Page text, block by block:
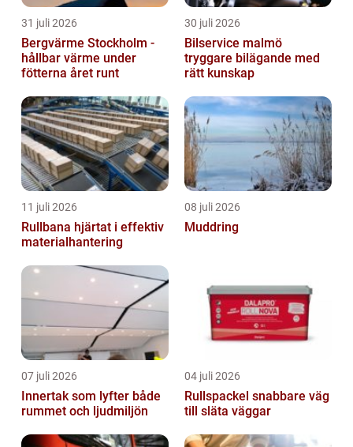
31 juli 2026
Bergvärme Stockholm -
hållbar värme under
fötterna året runt
30 juli 2026
Bilservice malmö
tryggare bilägande med
rätt kunskap
11 juli 2026
Rullbana hjärtat i effektiv
materialhantering
08 juli 2026
Muddring
07 juli 2026
Innertak som lyfter både
rummet och ljudmiljön
04 juli 2026
Rullspackel snabbare väg
till släta väggar